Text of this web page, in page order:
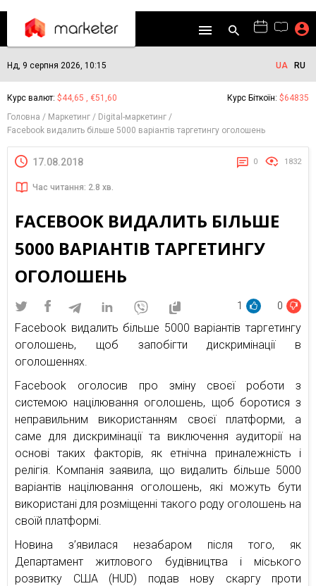
Нд, 9 серпня 2026, 10:15 UA RU
Курс валют: $44,65 , €51,60 Курс Біткоїн: $64835
Головна
Маркетинг
Digital-маркетинг
Facebook видалить більше 5000 варіантів таргетингу оголошень
17.08.2018 0 1832
Час читання: 2.8 хв.
FACEBOOK ВИДАЛИТЬ БІЛЬШЕ
5000 ВАРІАНТІВ ТАРГЕТИНГУ
ОГОЛОШЕНЬ
1 0
Facebook видалить більше 5000 варіантів таргетингу
оголошень, щоб запобігти дискримінації в
оголошеннях.
Facebook оголосив про зміну своєї роботи з
системою націлювання оголошень, щоб боротися з
неправильним використанням своєї платформи, а
саме для дискримінації та виключення аудиторії на
основі таких факторів, як етнічна приналежність і
релігія. Компанія заявила, що видалить більше 5000
варіантів націлювання оголошень, які можуть бути
використані для розміщенні такого роду оголошень на
своїй платформі.
Новина з’явилася незабаром після того, як
Департамент житлового будівництва і міського
розвитку США (HUD) подав нову скаргу проти